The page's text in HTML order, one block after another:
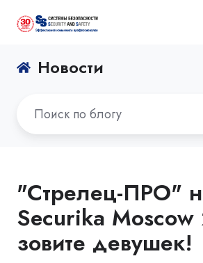
Новости
"Стрелец-ПРО"
Securika
зовите девушек!